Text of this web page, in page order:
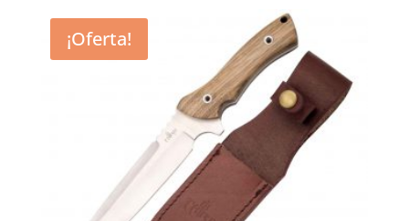
¡Oferta!